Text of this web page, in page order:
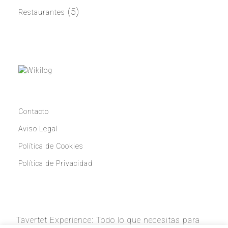
Restaurantes (5)
Contacto
Aviso Legal
Política de Cookies
Política de Privacidad
Tavertet Experience: Todo lo que necesitas para